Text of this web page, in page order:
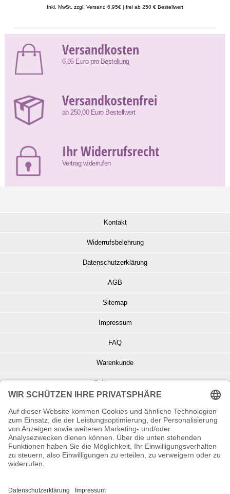
Inkl. MwSt. zzgl. Versand 6,95€ | frei ab 250 € Bestellwert
Versandkosten
6,95 Euro pro Bestellung
Versandkostenfrei
ab 250,00 Euro Bestellwert
Ihr Widerrufsrecht
Vertrag widerrufen
Kontakt
Widerrufsbelehrung
Datenschutzerklärung
AGB
Sitemap
Impressum
FAQ
Warenkunde
Zahlungsarten
Info zu Elektro- u. Elektronikgeräten
Batterieentsorgung
Informationen zur Echtheit von Kundenbewertungen